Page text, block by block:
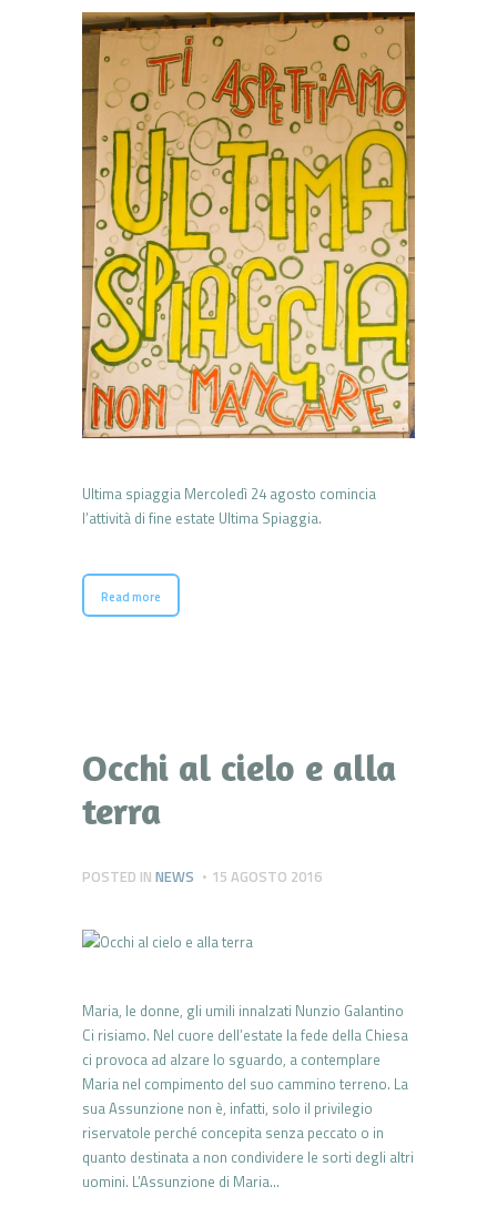
Ultima spiaggia Mercoledì 24 agosto comincia
l’attività di fine estate Ultima Spiaggia.
Read more
Occhi al cielo e alla
terra
POSTED IN NEWS 15 AGOSTO 2016
Maria, le donne, gli umili innalzati Nunzio Galantino
Ci risiamo. Nel cuore dell’estate la fede della Chiesa
ci provoca ad alzare lo sguardo, a contemplare
Maria nel compimento del suo cammino terreno. La
sua Assunzione non è, infatti, solo il privilegio
riservatole perché concepita senza peccato o in
quanto destinata a non condividere le sorti degli altri
uomini. L’Assunzione di Maria…